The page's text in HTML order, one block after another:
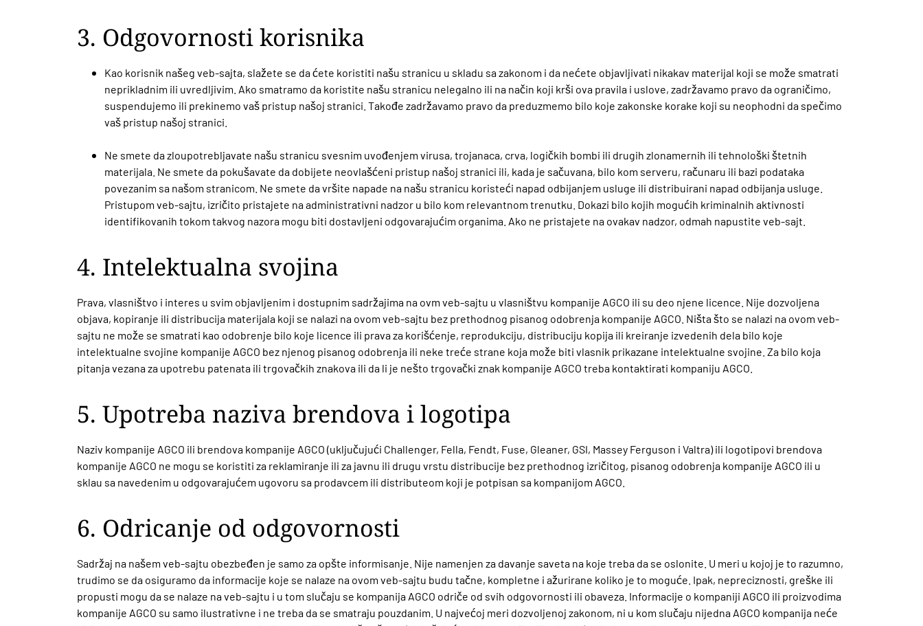
3. Odgovornosti korisnika
Kao korisnik našeg veb-sajta, slažete se da ćete koristiti našu stranicu u skladu sa zakonom i da nećete objavljivati nikakav materijal koji se može smatrati
neprikladnim ili uvredljivim. Ako smatramo da koristite našu stranicu nelegalno ili na način koji krši ova pravila i uslove, zadržavamo pravo da ograničimo,
suspendujemo ili prekinemo vaš pristup našoj stranici. Takođe zadržavamo pravo da preduzmemo bilo koje zakonske korake koji su neophodni da spečimo
vaš pristup našoj stranici.
Ne smete da zloupotrebljavate našu stranicu svesnim uvođenjem virusa, trojanaca, crva, logičkih bombi ili drugih zlonamernih ili tehnološki štetnih
materijala. Ne smete da pokušavate da dobijete neovlašćeni pristup našoj stranici ili, kada je sačuvana, bilo kom serveru, računaru ili bazi podataka
povezanim sa našom stranicom. Ne smete da vršite napade na našu stranicu koristeći napad odbijanjem usluge ili distribuirani napad odbijanja usluge.
Pristupom veb-sajtu, izričito pristajete na administrativni nadzor u bilo kom relevantnom trenutku. Dokazi bilo kojih mogućih kriminalnih aktivnosti
identifikovanih tokom takvog nazora mogu biti dostavljeni odgovarajućim organima. Ako ne pristajete na ovakav nadzor, odmah napustite veb-sajt.
4. Intelektualna svojina
Prava, vlasništvo i interes u svim objavljenim i dostupnim sadržajima na ovm veb-sajtu u vlasništvu kompanije AGCO ili su deo njene licence. Nije dozvoljena
objava, kopiranje ili distribucija materijala koji se nalazi na ovom veb-sajtu bez prethodnog pisanog odobrenja kompanije AGCO. Ništa što se nalazi na ovom veb-
sajtu ne može se smatrati kao odobrenje bilo koje licence ili prava za korišćenje, reprodukciju, distribuciju kopija ili kreiranje izvedenih dela bilo koje
intelektualne svojine kompanije AGCO bez njenog pisanog odobrenja ili neke treće strane koja može biti vlasnik prikazane intelektualne svojine. Za bilo koja
pitanja vezana za upotrebu patenata ili trgovačkih znakova ili da li je nešto trgovački znak kompanije AGCO treba kontaktirati kompaniju AGCO.
5. Upotreba naziva brendova i logotipa
Naziv kompanije AGCO ili brendova kompanije AGCO (uključujući Challenger, Fella, Fendt, Fuse, Gleaner, GSI, Massey Ferguson i Valtra) ili logotipovi brendova
kompanije AGCO ne mogu se koristiti za reklamiranje ili za javnu ili drugu vrstu distribucije bez prethodnog izričitog, pisanog odobrenja kompanije AGCO ili u
sklau sa navedenim u odgovarajućem ugovoru sa prodavcem ili distributeom koji je potpisan sa kompanijom AGCO.
6. Odricanje od odgovornosti
Sadržaj na našem veb-sajtu obezbeđen je samo za opšte informisanje. Nije namenjen za davanje saveta na koje treba da se oslonite. U meri u kojoj je to razumno,
trudimo se da osiguramo da informacije koje se nalaze na ovom veb-sajtu budu tačne, kompletne i ažurirane koliko je to moguće. Ipak, nepreciznosti, greške ili
propusti mogu da se nalaze na veb-sajtu i u tom slučaju se kompanija AGCO odriče od svih odgovornosti ili obaveza. Informacije o kompaniji AGCO ili proizvodima
kompanije AGCO su samo ilustrativne i ne treba da se smatraju pouzdanim. U najvećoj meri dozvoljenoj zakonom, ni u kom slučaju nijedna AGCO kompanija neće